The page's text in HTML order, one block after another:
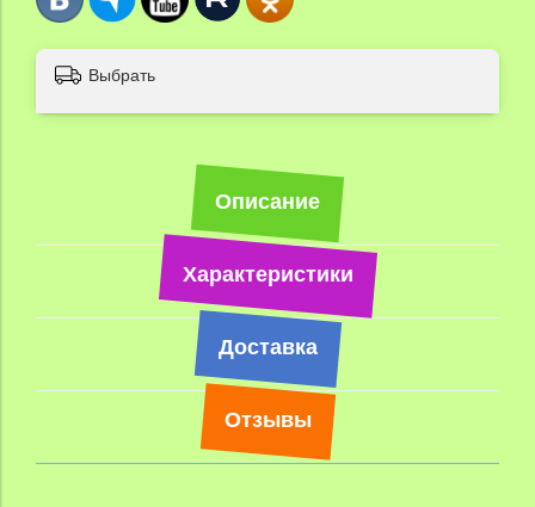
Выбрать
Описание
Характеристики
Доставка
Отзывы